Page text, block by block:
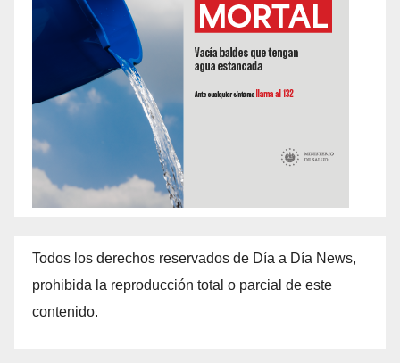
Todos los derechos reservados de Día a Día News,
prohibida la reproducción total o parcial de este
contenido.